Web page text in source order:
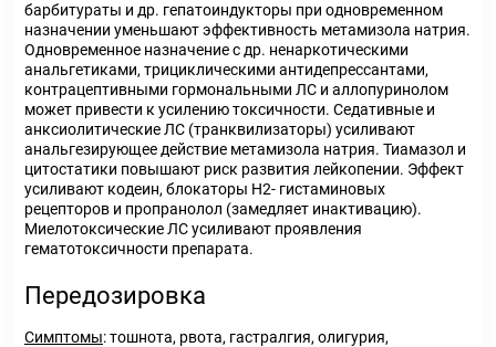
барбитураты и др. гепатоиндукторы при одновременном
назначении уменьшают эффективность метамизола натрия.
Одновременное назначение с др. ненаркотическими
анальгетиками, трициклическими антидепрессантами,
контрацептивными гормональными ЛС и аллопуринолом
может привести к усилению токсичности. Седативные и
анксиолитические ЛС (транквилизаторы) усиливают
анальгезирующее действие метамизола натрия. Тиамазол и
цитостатики повышают риск развития лейкопении. Эффект
усиливают кодеин, блокаторы Н2- гистаминовых
рецепторов и пропранолол (замедляет инактивацию).
Миелотоксические ЛС усиливают проявления
гематотоксичности препарата.
Передозировка
Симптомы: тошнота, рвота, гастралгия, олигурия,